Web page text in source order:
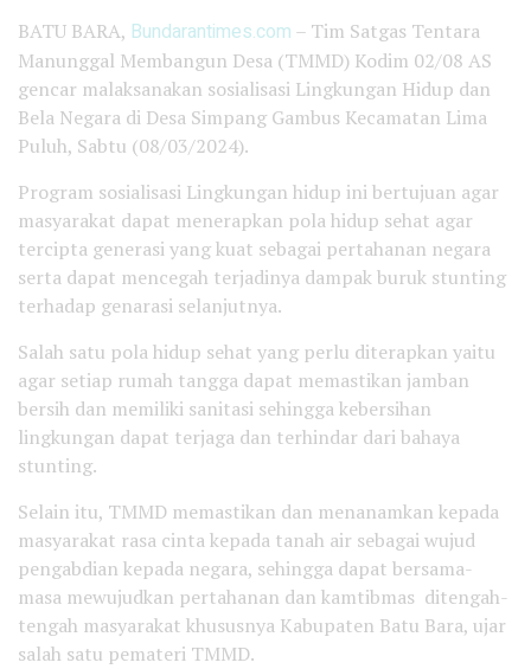
BATU BARA, Bundarantimes.com – Tim Satgas Tentara
Manunggal Membangun Desa (TMMD) Kodim 02/08 AS
gencar malaksanakan sosialisasi Lingkungan Hidup dan
Bela Negara di Desa Simpang Gambus Kecamatan Lima
Puluh, Sabtu (08/03/2024).
Program sosialisasi Lingkungan hidup ini bertujuan agar
masyarakat dapat menerapkan pola hidup sehat agar
tercipta generasi yang kuat sebagai pertahanan negara
serta dapat mencegah terjadinya dampak buruk stunting
terhadap genarasi selanjutnya.
Salah satu pola hidup sehat yang perlu diterapkan yaitu
agar setiap rumah tangga dapat memastikan jamban
bersih dan memiliki sanitasi sehingga kebersihan
lingkungan dapat terjaga dan terhindar dari bahaya
stunting.
Selain itu, TMMD memastikan dan menanamkan kepada
masyarakat rasa cinta kepada tanah air sebagai wujud
pengabdian kepada negara, sehingga dapat bersama-
masa mewujudkan pertahanan dan kamtibmas ditengah-
tengah masyarakat khususnya Kabupaten Batu Bara, ujar
salah satu pemateri TMMD.